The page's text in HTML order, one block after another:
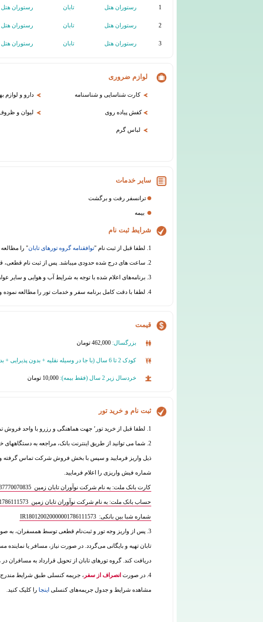
1 رستوران هتل تابان رستوران هتل
2 رستوران هتل تابان رستوران هتل
3 رستوران هتل تابان رستوران هتل
لوازم ضروری
کارت شناسایی و شناسنامه دارو و
کفش پیاده روی لیوان و
لباس گرم
سایر خدمات
ترانسفر رفت و برگشت
بیمه
شرایط ثبت نام
1. لطفا قبل از ثبت نام " توافقنامه گروه تورهای تابان" را مطالعه
2. ساعت های درج شده حدودی میباشد. پس از ثبت نام قطعی، قبل از برگزاری سفر هماهنگی های لازم جهت اطلاع رسانی از ساعت دقیق حرکت انجام خواهد شد.
3. برنامه‌های اعلام شده با توجه به شرایط آب و هوایی و سایر عوامل محیطی یا فنی قابل جابجایی است.
4. لطفا با دقت کامل برنامه سفر و خدمات تور را مطالعه نموده و در مورد هرگونه ابهام از دفتر گروه تورهای تابان اطلاعات لازم را دریافت نمائید.
قیمت
بزرگسال:
کودک 2 تا 6 سال ( با جا در وسیله نقلیه + بدون پذیرایی +
خردسال زیر 2 سال (فقط بیمه):
ثبت نام و خرید تور
1. لطفا قبل از خرید تور٬ جهت هماهنگی و رزرو با واحد فروش تماس بگیرید:
2. شما می توانید از طریق اینترنت بانک، مراجعه به دستگاههای
شماره فیش واریزی را اعلام فرمایید.
کارت بانک ملت: به نام شرکت نوآوران تابان زمین 6104337770070835
حساب بانک ملت: به نام شرکت نوآوران تابان زمین 1786111573
شماره شبا بین بانکی: IR180120020000001786111573
3. پس از واریز وجه تور و ثبت‌نام قطعی توسط همسفران، به‌
تابان تهیه و بایگانی می‌گردد. در صورت نیاز، مسافر یا نماینده
دریافت کند. گروه تورهای تابان از تحویل قرارداد به مسافران
4. در صورت انصراف از سفر ، جریمه کنسلی طبق شرایط مندرج
مشاهده شرایط و جدول جریمه‌های کنسلی اینجا را کلیک کنید.